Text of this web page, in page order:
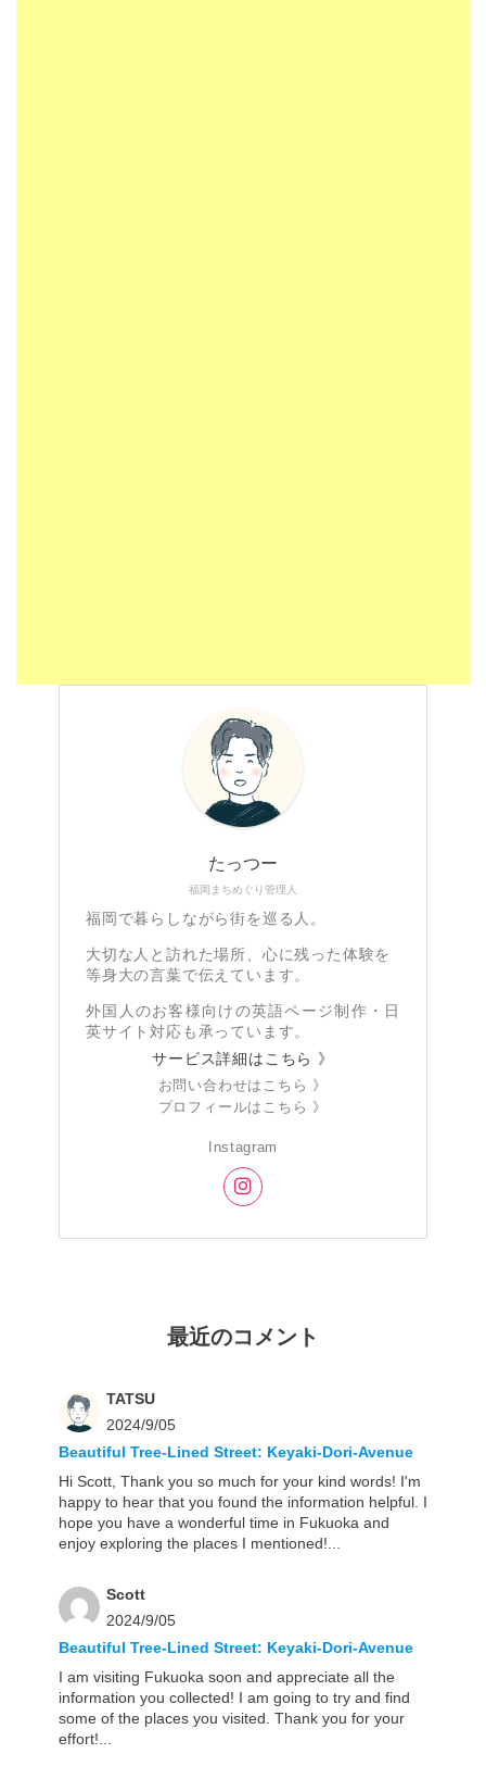
福岡まちめぐり管理人
たっつー
福岡で暮らしながら街を巡る人。
大切な人と訪れた場所、心に残った体験を
等身大の言葉で伝えています。
外国人のお客様向けの英語ページ制作・日
英サイト対応も承っています。
サービス詳細はこちら 》
お問い合わせはこちら 》
プロフィールはこちら 》
Instagram
最近のコメント
TATSU
2024/9/05
Beautiful Tree-Lined Street: Keyaki-Dori-Avenue
Hi Scott, Thank you so much for your kind words! I'm
happy to hear that you found the information helpful. I
hope you have a wonderful time in Fukuoka and
enjoy exploring the places I mentioned!...
Scott
2024/9/05
Beautiful Tree-Lined Street: Keyaki-Dori-Avenue
I am visiting Fukuoka soon and appreciate all the
information you collected! I am going to try and find
some of the places you visited. Thank you for your
effort!...